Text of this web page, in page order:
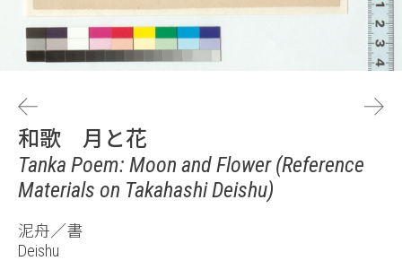
和歌 月と花
Tanka Poem: Moon and Flower (Reference
Materials on Takahashi Deishu)
泥舟／書
Deishu